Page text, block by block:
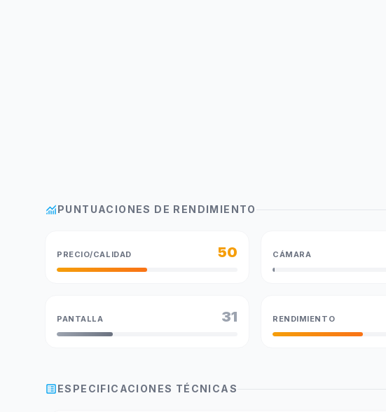
monitoringPUNTUACIONES DE RENDIMIENTO
PRECIO/CALIDAD 50 CÁMARA
PANTALLA 31 RENDIMIENTO
list_altESPECIFICACIONES TÉCNICAS